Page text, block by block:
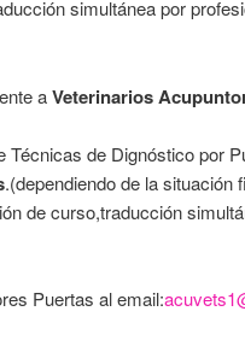
simultánea por
aVeterinarios
Técnicas de Dignóstico por
.(dependiendo de la
de curso,traducción
Puertas al email: